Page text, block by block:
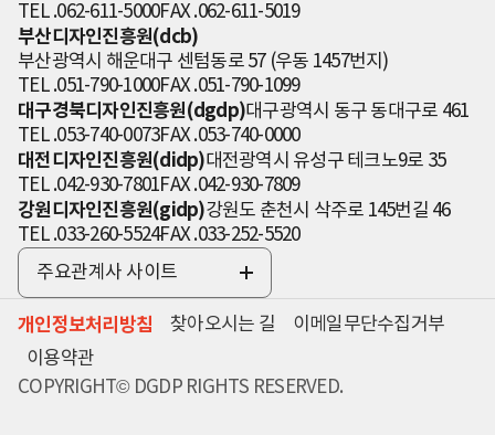
TEL .062-611-5000FAX .062-611-5019
부산디자인진흥원(dcb)
부산광역시 해운대구 센텀동로 57 (우동 1457번지)
TEL .051-790-1000FAX .051-790-1099
대구경북디자인진흥원(dgdp)대구광역시 동구 동대구로 461
TEL .053-740-0073FAX .053-740-0000
대전디자인진흥원(didp)대전광역시 유성구 테크노9로 35
TEL .042-930-7801FAX .042-930-7809
강원디자인진흥원(gidp)강원도 춘천시 삭주로 145번길 46
TEL .033-260-5524FAX .033-252-5520
주요관계사 사이트
전
체
보
개인정보처리방침 찾아오시는 길
이메일무단수집거부
이용약관
COPYRIGHT© DGDP RIGHTS RESERVED.